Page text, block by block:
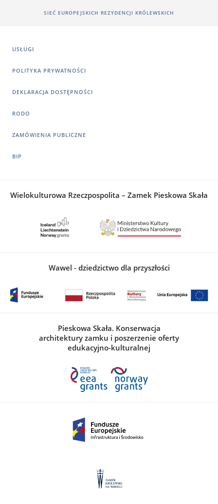
SIEĆ EUROPEJSKICH REZYDENCJI KRÓLEWSKICH
USŁUGI
POLITYKA PRYWATNOŚCI
DEKLARACJA DOSTĘPNOŚCI
RODO
ZAMÓWIENIA PUBLICZNE
BIP
Wielokulturowa Rzeczpospolita – Zamek Pieskowa Skała
Wawel - dziedzictwo dla przyszłości
Pieskowa Skała. Konserwacja
architektury zamku i poszerzenie oferty
edukacyjno-kulturalnej